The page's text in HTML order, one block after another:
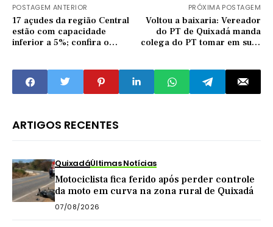
POSTAGEM ANTERIOR
17 açudes da região Central
estão com capacidade
inferior a 5%; confira o
PRÓXIMA POSTAGEM
Voltou a baixaria: Vereador
do PT de Quixadá manda
colega do PT tomar em suas
ARTIGOS RECENTES
QuixadáÚltimas Notícias
Motociclista fica ferido após perder controle
da moto em curva na zona rural de Quixadá
07/08/2026